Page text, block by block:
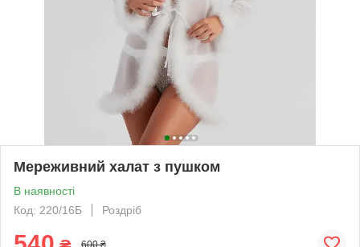
Мереживний халат з пушком
В наявності
Код: 220/16Б
Роздріб
600 ₴